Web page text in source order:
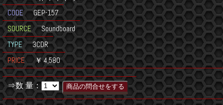
CODE
GEP-157
SOURCE
Soundboard
TYPE
3CDR
PRICE
￥ 4,580
⇒数 量：